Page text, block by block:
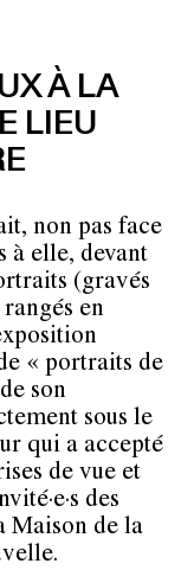
À LA
LIEU
non pas face
à elle, devant
(gravés
en
« portraits de
son
sous le
qui a accepté
de vue et
des
Maison de la